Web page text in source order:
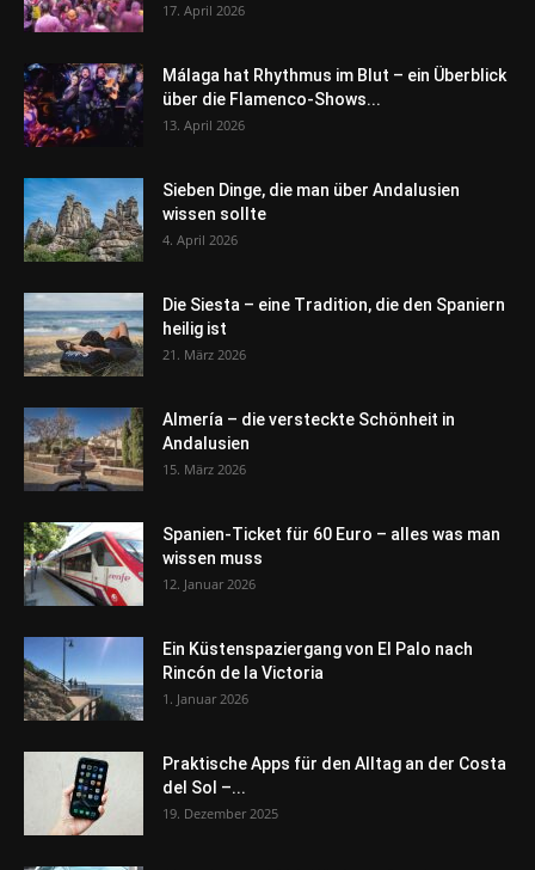
17. April 2026
Málaga hat Rhythmus im Blut – ein Überblick
über die Flamenco-Shows...
13. April 2026
Sieben Dinge, die man über Andalusien
wissen sollte
4. April 2026
Die Siesta – eine Tradition, die den Spaniern
heilig ist
21. März 2026
Almería – die versteckte Schönheit in
Andalusien
15. März 2026
Spanien-Ticket für 60 Euro – alles was man
wissen muss
12. Januar 2026
Ein Küstenspaziergang von El Palo nach
Rincón de la Victoria
1. Januar 2026
Praktische Apps für den Alltag an der Costa
del Sol –...
19. Dezember 2025